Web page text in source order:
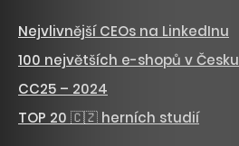
Nejvlivnější CEOs na LinkedInu
100 největších e-shopů v Česku
CC25 – 2024
TOP 20 🇨🇿 herních studií